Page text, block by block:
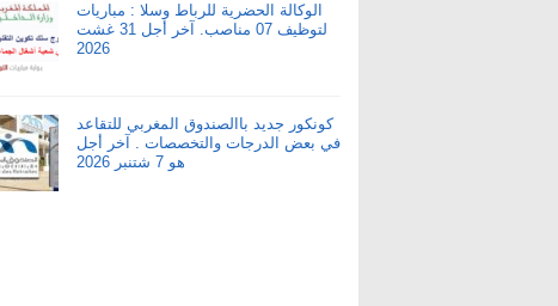
الوكالة الحضرية للرباط وسلا : مباريات
لتوظيف 07 مناصب. آخر أجل 31 غشت
2026
كونكور جديد باالصندوق المغربي للتقاعد
في بعض الدرجات والتخصصات . آخر أجل
هو 7 شتنبر 2026